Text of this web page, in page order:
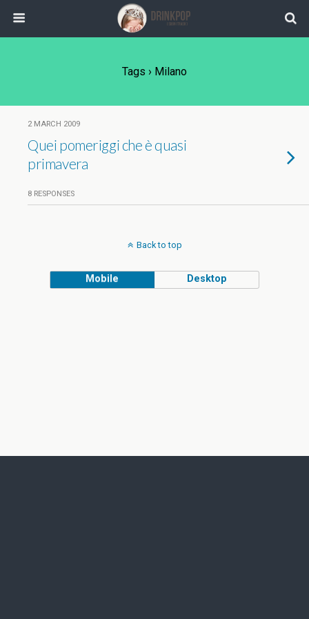
Tags › Milano
2 MARCH 2009
Quei pomeriggi che è quasi
primavera
8 RESPONSES
Back to top
Mobile Desktop